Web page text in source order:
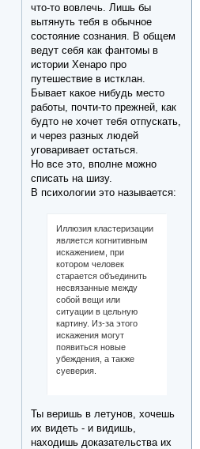
что-то вовлечь. Лишь бы
вытянуть тебя в обычное
состояние сознания. В общем
ведут себя как фантомы в
истории Хенаро про
путешествие в истклан.
Бывает какое нибудь место
работы, почти-то прежней, как
будто не хочет тебя отпускать,
и через разных людей
уговаривает остаться.
Но все это, вполне можно
списать на шизу.
В психологии это называется:
Иллюзия кластеризации
является когнитивным
искажением, при
котором человек
старается объединить
несвязанные между
собой вещи или
ситуации в цельную
картину. Из-за этого
искажения могут
появиться новые
убеждения, а также
суеверия.
Ты веришь в летунов, хочешь
их видеть - и видишь,
находишь доказательства их